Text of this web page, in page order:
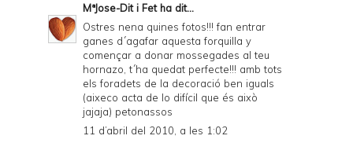
MªJose-Dit i Fetha dit...
Ostres nena quines fotos!!! fan entrar
ganes d´agafar aquesta forquilla y
començar a donar mossegades al teu
hornazo, t´ha quedat perfecte!!! amb tots
els foradets de la decoració ben iguals
(aixeco acta de lo difícil que és això
jajaja) petonassos
11 d’abril del 2010, a les 1:02